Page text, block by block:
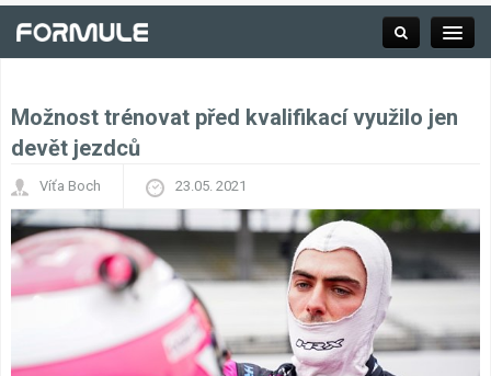
Závodní série
Kalendář F1
Výsledky F1
Možnost trénovat před kvalifikací využilo jen
devět jezdců
Víťa Boch 23.05. 2021